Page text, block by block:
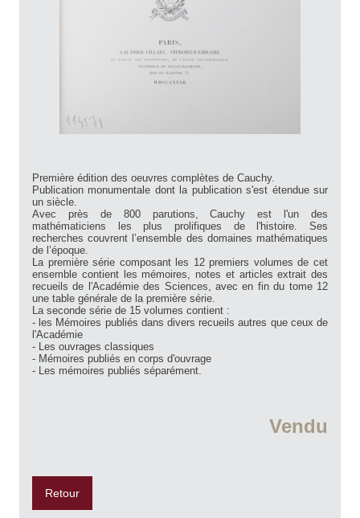
Première édition des oeuvres complètes de Cauchy.
Publication monumentale dont la publication s'est étendue sur
un siècle.
Avec près de 800 parutions, Cauchy est l'un des
mathématiciens les plus prolifiques de l'histoire. Ses
recherches couvrent l’ensemble des domaines mathématiques
de l’époque.
La première série composant les 12 premiers volumes de cet
ensemble contient les mémoires, notes et articles extrait des
recueils de l'Académie des Sciences, avec en fin du tome 12
une table générale de la première série.
La seconde série de 15 volumes contient :
- les Mémoires publiés dans divers recueils autres que ceux de
l'Académie
- Les ouvrages classiques
- Mémoires publiés en corps d'ouvrage
- Les mémoires publiés séparément.
Vendu
Retour